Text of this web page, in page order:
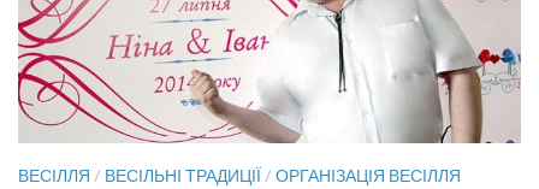
ВЕСІЛЛЯ / ВЕСІЛЬНІ ТРАДИЦІЇ / ОРГАНІЗАЦІЯ ВЕСІЛЛЯ